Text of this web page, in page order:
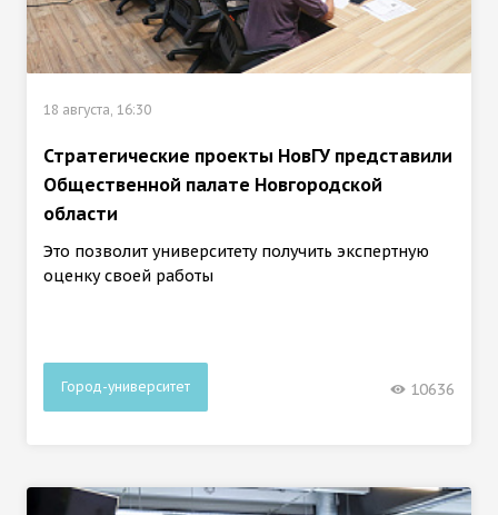
18 августа, 16:30
Стратегические проекты НовГУ представили
Общественной палате Новгородской
области
Это позволит университету получить экспертную
оценку своей работы
Город-университет 10636